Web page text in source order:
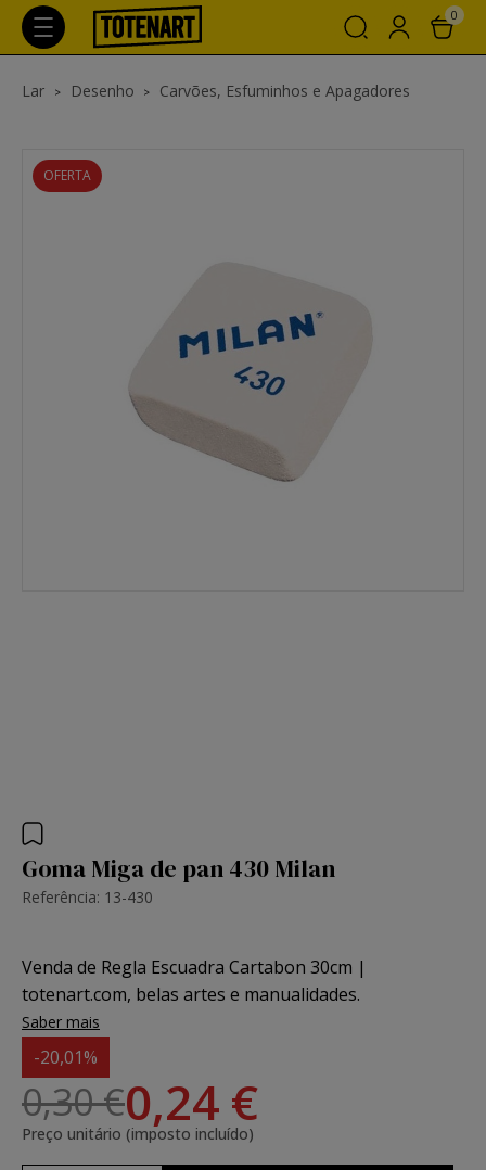
0
Lar Desenho Carvões, Esfuminhos e Apagadores
OFERTA
Goma Miga de pan 430 Milan
Referência: 13-430
Venda de Regla Escuadra Cartabon 30cm |
totenart.com, belas artes e manualidades.
Saber mais
-20,01%
0,30 €0,24 €
Preço unitário (imposto incluído)